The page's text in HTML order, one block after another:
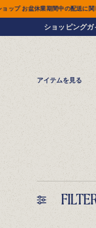
て ▶ 😀 ウェブショップ お盆
ショッピング
アイテムを見る